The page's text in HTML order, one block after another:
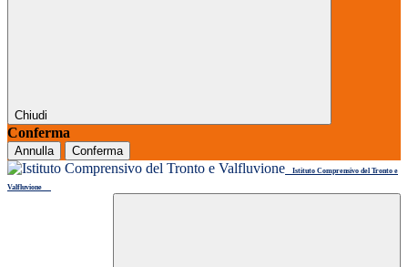
Chiudi
Conferma
Annulla Conferma
Istituto Comprensivo del Tronto e
Valfluvione